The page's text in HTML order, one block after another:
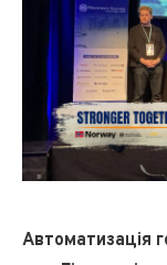
Автоматизація